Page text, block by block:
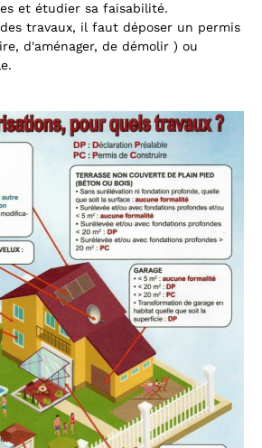
et étudier sa faisabilité.
travaux, il faut déposer un permis
d'aménager, de démolir ) ou